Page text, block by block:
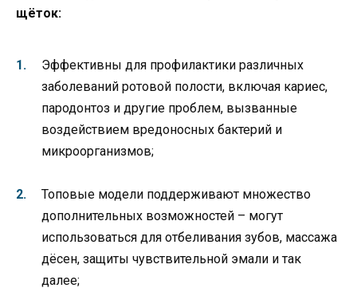
щёток:
Эффективны для профилактики различных
заболеваний ротовой полости, включая кариес,
пародонтоз и другие проблем, вызванные
воздействием вредоносных бактерий и
микроорганизмов;
Топовые модели поддерживают множество
дополнительных возможностей – могут
использоваться для отбеливания зубов, массажа
дёсен, защиты чувствительной эмали и так
далее;